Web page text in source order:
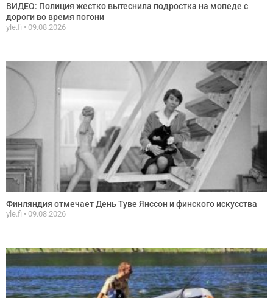
ВИДЕО: Полиция жестко вытеснила подростка на мопеде с
дороги во время погони
yle.fi 09.08.2026
Финляндия отмечает День Туве Янссон и финского искусства
yle.fi 09.08.2026